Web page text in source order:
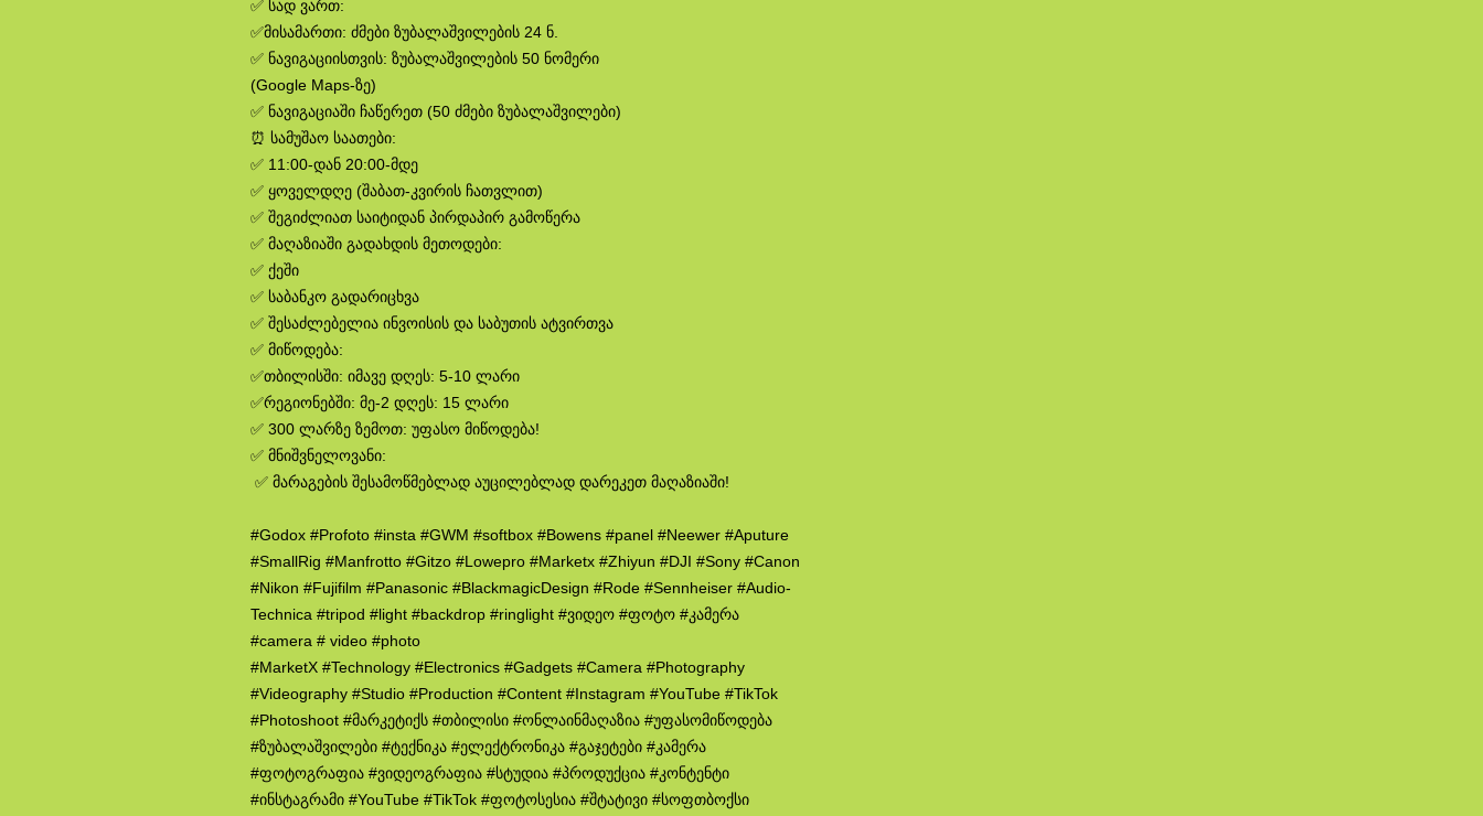
✅ სად ვართ:
✅მისამართი: ძმები ზუბალაშვილების 24 ნ.
✅ ნავიგაციისთვის: ზუბალაშვილების 50 ნომერი
(Google Maps-ზე)
✅ ნავიგაციაში ჩაწერეთ (50 ძმები ზუბალაშვილები)
⏰ სამუშაო საათები:
✅ 11:00-დან 20:00-მდე
✅ ყოველდღე (შაბათ-კვირის ჩათვლით)
✅ შეგიძლიათ საიტიდან პირდაპირ გამოწერა
✅ მაღაზიაში გადახდის მეთოდები:
✅ ქეში
✅ საბანკო გადარიცხვა
✅ შესაძლებელია ინვოისის და საბუთის ატვირთვა
✅ მიწოდება:
✅თბილისში: იმავე დღეს: 5-10 ლარი
✅რეგიონებში: მე-2 დღეს: 15 ლარი
✅ 300 ლარზე ზემოთ: უფასო მიწოდება!
✅ მნიშვნელოვანი:
✅ მარაგების შესამოწმებლად აუცილებლად დარეკეთ მაღაზიაში!
#Godox #Profoto #insta #GWM #softbox #Bowens #panel #Neewer #Aputure
#SmallRig #Manfrotto #Gitzo #Lowepro #Marketx #Zhiyun #DJI #Sony #Canon
#Nikon #Fujifilm #Panasonic #BlackmagicDesign #Rode #Sennheiser #Audio-
Technica #tripod #light #backdrop #ringlight #ვიდეო #ფოტო #კამერა
#camera # video #photo
#MarketX #Technology #Electronics #Gadgets #Camera #Photography
#Videography #Studio #Production #Content #Instagram #YouTube #TikTok
#Photoshoot #მარკეტიქს #თბილისი #ონლაინმაღაზია #უფასომიწოდება
#ზუბალაშვილები #ტექნიკა #ელექტრონიკა #გაჯეტები #კამერა
#ფოტოგრაფია #ვიდეოგრაფია #სტუდია #პროდუქცია #კონტენტი
#ინსტაგრამი #YouTube #TikTok #ფოტოსესია #შტატივი #სოფთბოქსი